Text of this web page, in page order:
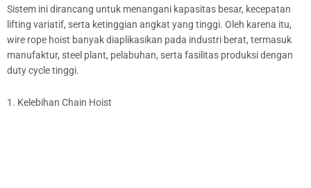
Sistem ini dirancang untuk menangani kapasitas besar, kecepatan
lifting variatif, serta ketinggian angkat yang tinggi. Oleh karena itu,
wire rope hoist banyak diaplikasikan pada industri berat, termasuk
manufaktur, steel plant, pelabuhan, serta fasilitas produksi dengan
duty cycle tinggi.
1. Kelebihan Chain Hoist